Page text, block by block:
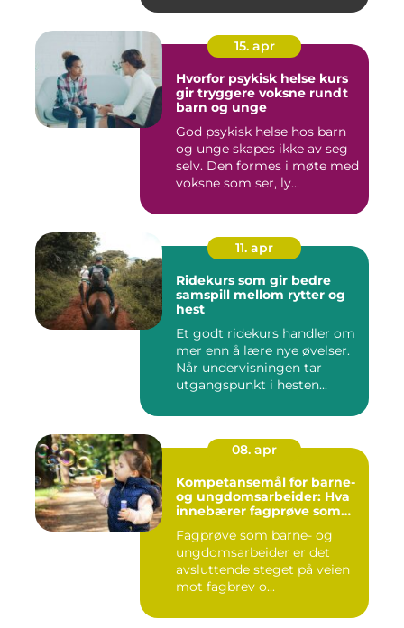
15. apr
Hvorfor psykisk helse kurs
gir tryggere voksne rundt
barn og unge
God psykisk helse hos barn
og unge skapes ikke av seg
selv. Den formes i møte med
voksne som ser, ly...
11. apr
Ridekurs som gir bedre
samspill mellom rytter og
hest
Et godt ridekurs handler om
mer enn å lære nye øvelser.
Når undervisningen tar
utgangspunkt i hesten...
08. apr
Kompetansemål for barne-
og ungdomsarbeider: Hva
innebærer fagprøve som
ungdomsarbeider?
Fagprøve som barne- og
ungdomsarbeider er det
avsluttende steget på veien
mot fagbrev o...